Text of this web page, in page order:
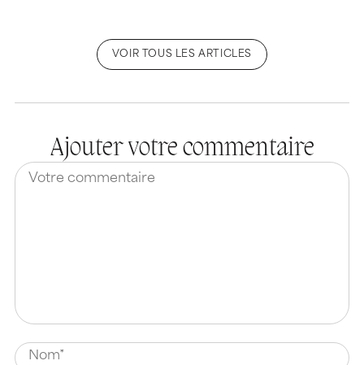
VOIR TOUS LES ARTICLES
Ajouter votre commentaire